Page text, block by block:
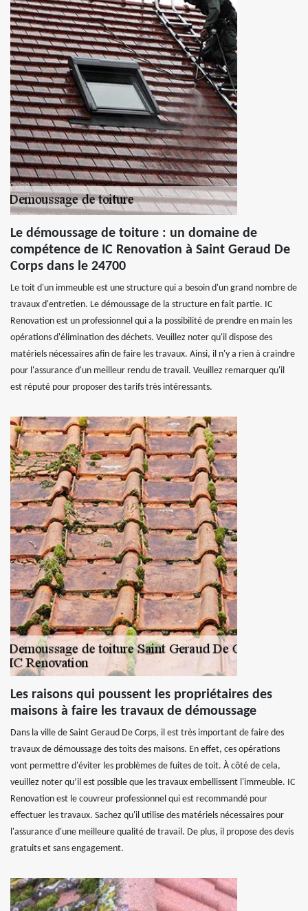
Le démoussage de toiture : un domaine de
compétence de IC Renovation à Saint Geraud De
Corps dans le 24700
Le toit d'un immeuble est une structure qui a besoin d'un grand nombre de
travaux d'entretien. Le démoussage de la structure en fait partie. IC
Renovation est un professionnel qui a la possibilité de prendre en main les
opérations d'élimination des déchets. Veuillez noter qu'il dispose des
matériels nécessaires afin de faire les travaux. Ainsi, il n'y a rien à craindre
pour l'assurance d'un meilleur rendu de travail. Veuillez remarquer qu'il
est réputé pour proposer des tarifs très intéressants.
Les raisons qui poussent les propriétaires des
maisons à faire les travaux de démoussage
Dans la ville de Saint Geraud De Corps, il est très important de faire des
travaux de démoussage des toits des maisons. En effet, ces opérations
vont permettre d'éviter les problèmes de fuites de toit. À côté de cela,
veuillez noter qu’il est possible que les travaux embellissent l'immeuble. IC
Renovation est le couvreur professionnel qui est recommandé pour
effectuer les travaux. Sachez qu'il utilise des matériels nécessaires pour
l'assurance d'une meilleure qualité de travail. De plus, il propose des devis
gratuits et sans engagement.